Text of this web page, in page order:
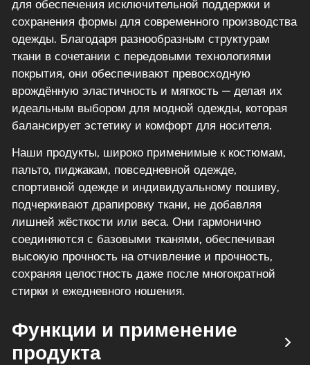
для обеспечения исключительной поддержки и
сохранения формы для современного производства
одежды. Благодаря разнообразным структурам
ткани в сочетании с передовыми технологиями
покрытия, они обеспечивают превосходную
врождённую эластичность и мягкость — делая их
идеальным выбором для модной одежды, которая
балансирует эстетику и комфорт для носителя.
Наши продукты, широко применимые к костюмам,
пальто, пиджакам, повседневной одежде,
спортивной одежде и индивидуальному пошиву,
подчеркивают драпировку ткани, не добавляя
лишней жёсткости или веса. Они гармонично
соединяются с базовыми тканями, обеспечивая
высокую прочность на отчивление и прочность,
сохраняя целостность даже после многократной
стирки и ежедневного ношения.
Функции и применение
продукта